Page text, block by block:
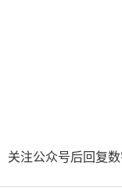
期的问题，但特
到诉状后未作回
斯拉提交延期
法实现自动驾驶
付所有购买功能。
有权查封特斯拉
非唯一维权者。
关注公众号后回复数